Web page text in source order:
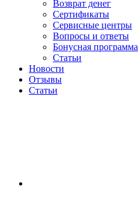
Возврат денег
Сертификаты
Сервисные центры
Вопросы и ответы
Бонусная программа
Статьи
Новости
Отзывы
Статьи